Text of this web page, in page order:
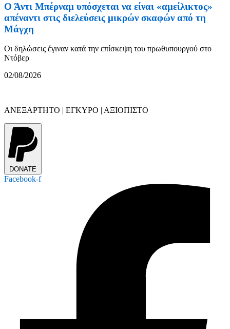
Ο Άντι Μπέρναμ υπόσχεται να είναι «αμείλικτος»
απέναντι στις διελεύσεις μικρών σκαφών από τη
Μάγχη
Οι δηλώσεις έγιναν κατά την επίσκεψη του πρωθυπουργού στο
Ντόβερ
02/08/2026
ΑΝΕΞΑΡΤΗΤΟ | ΕΓΚΥΡΟ | ΑΞΙΟΠΙΣΤΟ
DONATE
Facebook-f